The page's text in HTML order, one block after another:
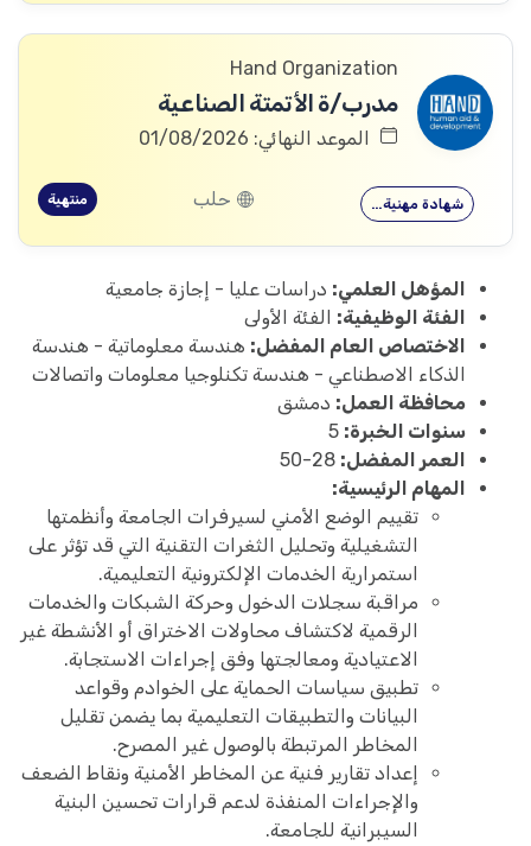
Hand Organization
مدرب/ة الأتمتة الصناعية
الموعد النهائي: 01/08/2026
شهادة مهنية… حلب منتهية
المؤهل العلمي: دراسات عليا - إجازة جامعية
الفئة الوظيفية: الفئة الأولى
الاختصاص العام المفضل: هندسة معلوماتية - هندسة
الذكاء الاصطناعي - هندسة تكنلوجيا معلومات واتصالات
محافظة العمل: دمشق
سنوات الخبرة:
العمر المفضل:
المهام الرئيسية:
تقييم الوضع الأمني لسيرفرات الجامعة وأنظمتها
التشغيلية وتحليل الثغرات التقنية التي قد تؤثر على
استمرارية الخدمات الإلكترونية التعليمية.
مراقبة سجلات الدخول وحركة الشبكات والخدمات
الرقمية لاكتشاف محاولات الاختراق أو الأنشطة غير
الاعتيادية ومعالجتها وفق إجراءات الاستجابة.
تطبيق سياسات الحماية على الخوادم وقواعد
البيانات والتطبيقات التعليمية بما يضمن تقليل
المخاطر المرتبطة بالوصول غير المصرح.
إعداد تقارير فنية عن المخاطر الأمنية ونقاط الضعف
والإجراءات المنفذة لدعم قرارات تحسين البنية
السيبرانية للجامعة.